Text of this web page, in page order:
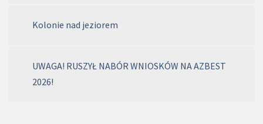
Kolonie nad jeziorem
UWAGA! RUSZYŁ NABÓR WNIOSKÓW NA AZBEST
2026!